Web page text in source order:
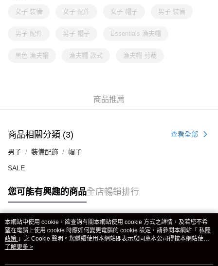
女子 裝備 女子 配件 女子 帽子 男子 裝備
男子 配件 男子 帽子 Essentials 漁夫帽
黑色 漁夫帽 漁夫帽 款式 漁夫帽 剪裁
商品推薦
商品相關分類 (3) 查看全部
男子 裝備配飾 帽子
SALE
您可能有興趣的商品全店暢銷排行
熱門標籤
熱銷排行
本網站中使用 cookie，欲查詢有關本網站使用 cookie 方式之詳情，及若您不希
望在電腦上使用 cookie 時應如何變更電腦的 cookie 設定，請參閱本網站「 私隱
政策 」之 Cookie 聲明。您繼續使用本網站即表示您同意本公司得按本網站使用
條款之 Cookie 聲明使用 cookie。
了解更多 >